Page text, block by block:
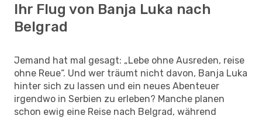
Ihr Flug von Banja Luka nach
Belgrad
Jemand hat mal gesagt: „Lebe ohne Ausreden, reise
ohne Reue“. Und wer träumt nicht davon, Banja Luka
hinter sich zu lassen und ein neues Abenteuer
irgendwo in Serbien zu erleben? Manche planen
schon ewig eine Reise nach Belgrad, während